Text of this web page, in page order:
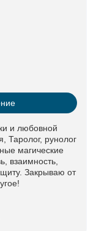
и любовной
Таролог, рунолог
магические
взаимность,
Закрываю от